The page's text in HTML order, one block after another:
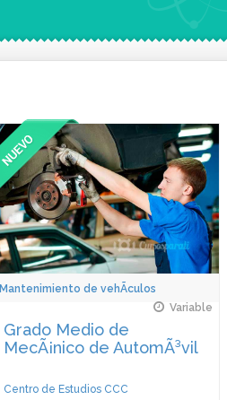
Mantenimiento de vehÃ­culos
Variable
Grado Medio de
MecÃ¡nico de AutomÃ³vil
Centro de Estudios CCC